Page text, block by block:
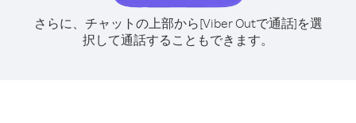
さらに、チャットの上部から[Viber Outで通話]を選
択して通話することもできます。